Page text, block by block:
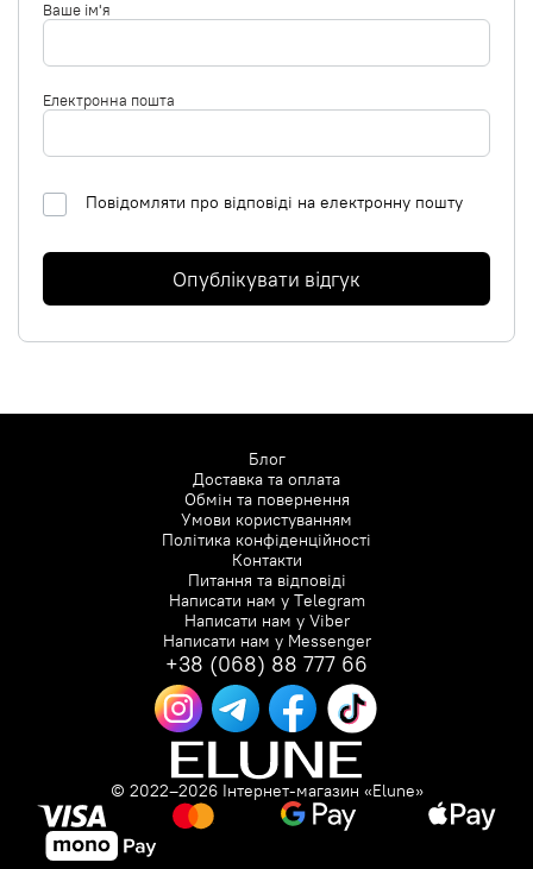
Ваше ім'я
Електронна пошта
Повідомляти про відповіді на електронну пошту
Опублікувати відгук
© 2022–2026 Інтернет-магазин «Elune»
Блог
Доставка та оплата
Обмін та повернення
Умови користуванням
Політика конфіденційності
Контакти
Питання та відповіді
Написати нам уTelegram
Написати нам уViber
Написати нам уMessenger
+38 (068) 88 777 66